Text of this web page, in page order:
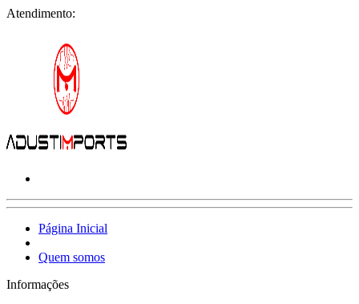
Atendimento:
Página Inicial
Quem somos
Informações